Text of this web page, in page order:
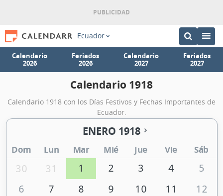
Ecuador
Calendario
2026
Feriados
2026
Calendario
2027
Feriados
2027
Calendario 1918
Calendario 1918 con los Días Festivos y Fechas Importantes de
Ecuador.
ENERO 1918
Dom Lun Mar Mié Jue Vie Sáb
30 31 1 2 3 4
5
6
7 8 9 10 11
12